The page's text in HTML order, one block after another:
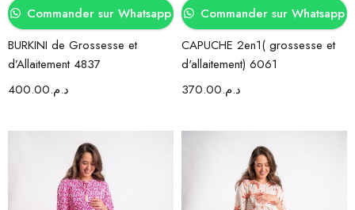
Commander sur Whatsapp
BURKINI de Grossesse et
d’Allaitement 4837
د.م.400.00
Commander sur Whatsapp
CAPUCHE 2en1( grossesse et
d'allaitement) 6061
د.م.370.00